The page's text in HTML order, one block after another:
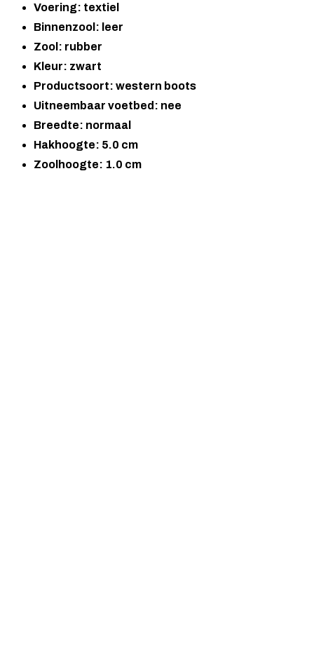
Voering: textiel
Binnenzool: leer
Zool: rubber
Kleur: zwart
Productsoort: western boots
Uitneembaar voetbed: nee
Breedte: normaal
Hakhoogte: 5.0 cm
Zoolhoogte: 1.0 cm